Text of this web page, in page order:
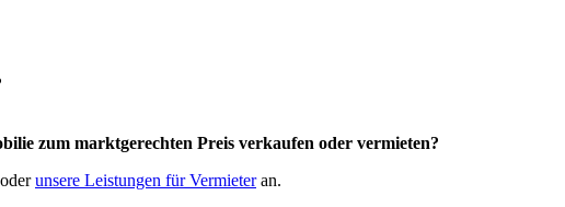
zum marktgerechten Preis verkaufen oder vermieten?
unsere Leistungen für Vermieteran.